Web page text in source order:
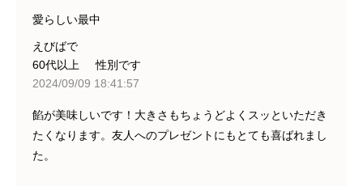
愛らしい最中
えびばで
60代以上
性別です
2024/09/09 18:41:57
餡が美味しいです！大きさもちょうどよくスッといただき
たくなります。友人へのプレゼントにもとても喜ばれまし
た。